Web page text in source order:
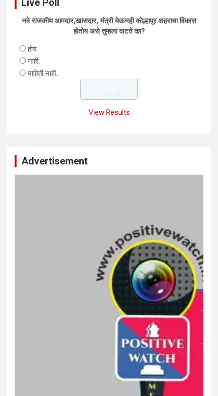
Live Poll
नवे राजकीय आमदार,खासदार, मंत्री येऊनही काेल्हापूर शहराचा विकास
हाेताेय असे तुम्हला वाटते का?
हाेय
नाही.
माहिती नाही..
View Results
Advertisement